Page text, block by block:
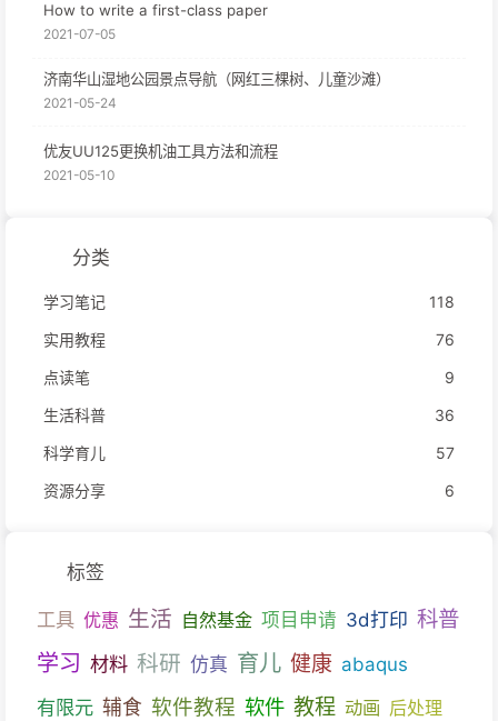
How to write a first-class paper
2021-07-05
济南华山湿地公园景点导航（网红三棵树、儿童沙滩）
2021-05-24
优友UU125更换机油工具方法和流程
2021-05-10
分类
学习笔记
118
实用教程
76
点读笔
9
生活科普
36
科学育儿
57
资源分享
6
标签
工具 优惠 生活 自然基金 项目申请 3d打印 科普
学习 材料 科研 仿真 育儿 健康 abaqus
有限元 辅食 软件教程 软件 教程 动画 后处理